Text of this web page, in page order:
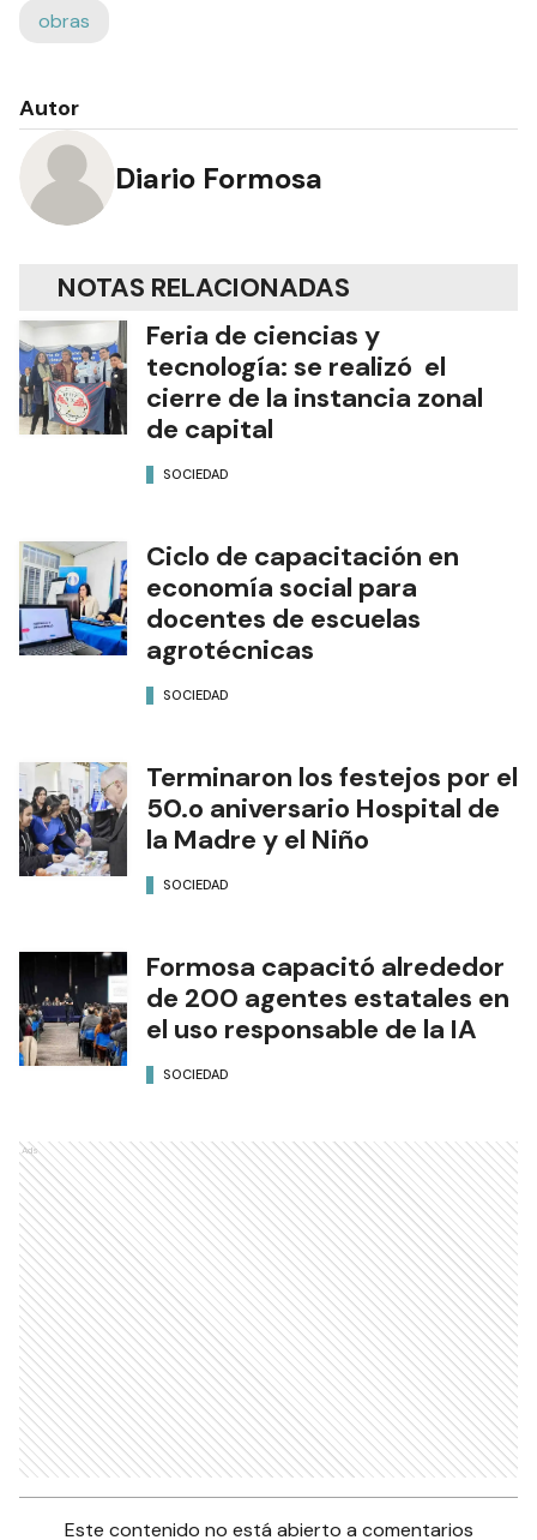
obras
Autor
Diario Formosa
NOTAS RELACIONADAS
Feria de ciencias y
tecnología: se realizó el
cierre de la instancia zonal
de capital
SOCIEDAD
Ciclo de capacitación en
economía social para
docentes de escuelas
agrotécnicas
SOCIEDAD
Terminaron los festejos por el
50.o aniversario Hospital de
la Madre y el Niño
SOCIEDAD
Formosa capacitó alrededor
de 200 agentes estatales en
el uso responsable de la IA
SOCIEDAD
Ads
Este contenido no está abierto a comentarios